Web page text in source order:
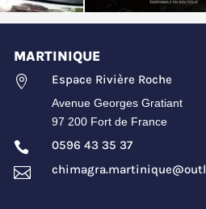
MARTINIQUE
 Espace Rivière Roche
Avenue Georges Gratiant
97 200 Fort de France
 0596 43 35 37
